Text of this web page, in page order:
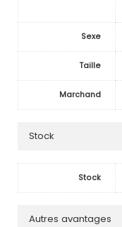
Sexe
Taille
Marchand
Stock
Stock
Autres avantages